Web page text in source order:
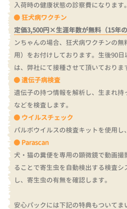
入荷時の健康状態の診察費になります。
狂犬病ワクチン
定価3,500円×生涯年数が無料（15年
ンちゃんの場合、狂犬病ワクチンの
用）をお付けしております。 生後90日
は、弊社にて接種させて頂いておりま
遺伝子病検査
遺伝子の持つ情報を解析し、生まれ
などを検査します。
ウイルスチェック
パルボウイルスの検査キットを使用し
Parascan
犬・猫の糞便を専用の顕微鏡で動画
ることで寄生虫を自動検出する検査
し、寄生虫の有無を確認します。
安心パックには下記の特典もついてま